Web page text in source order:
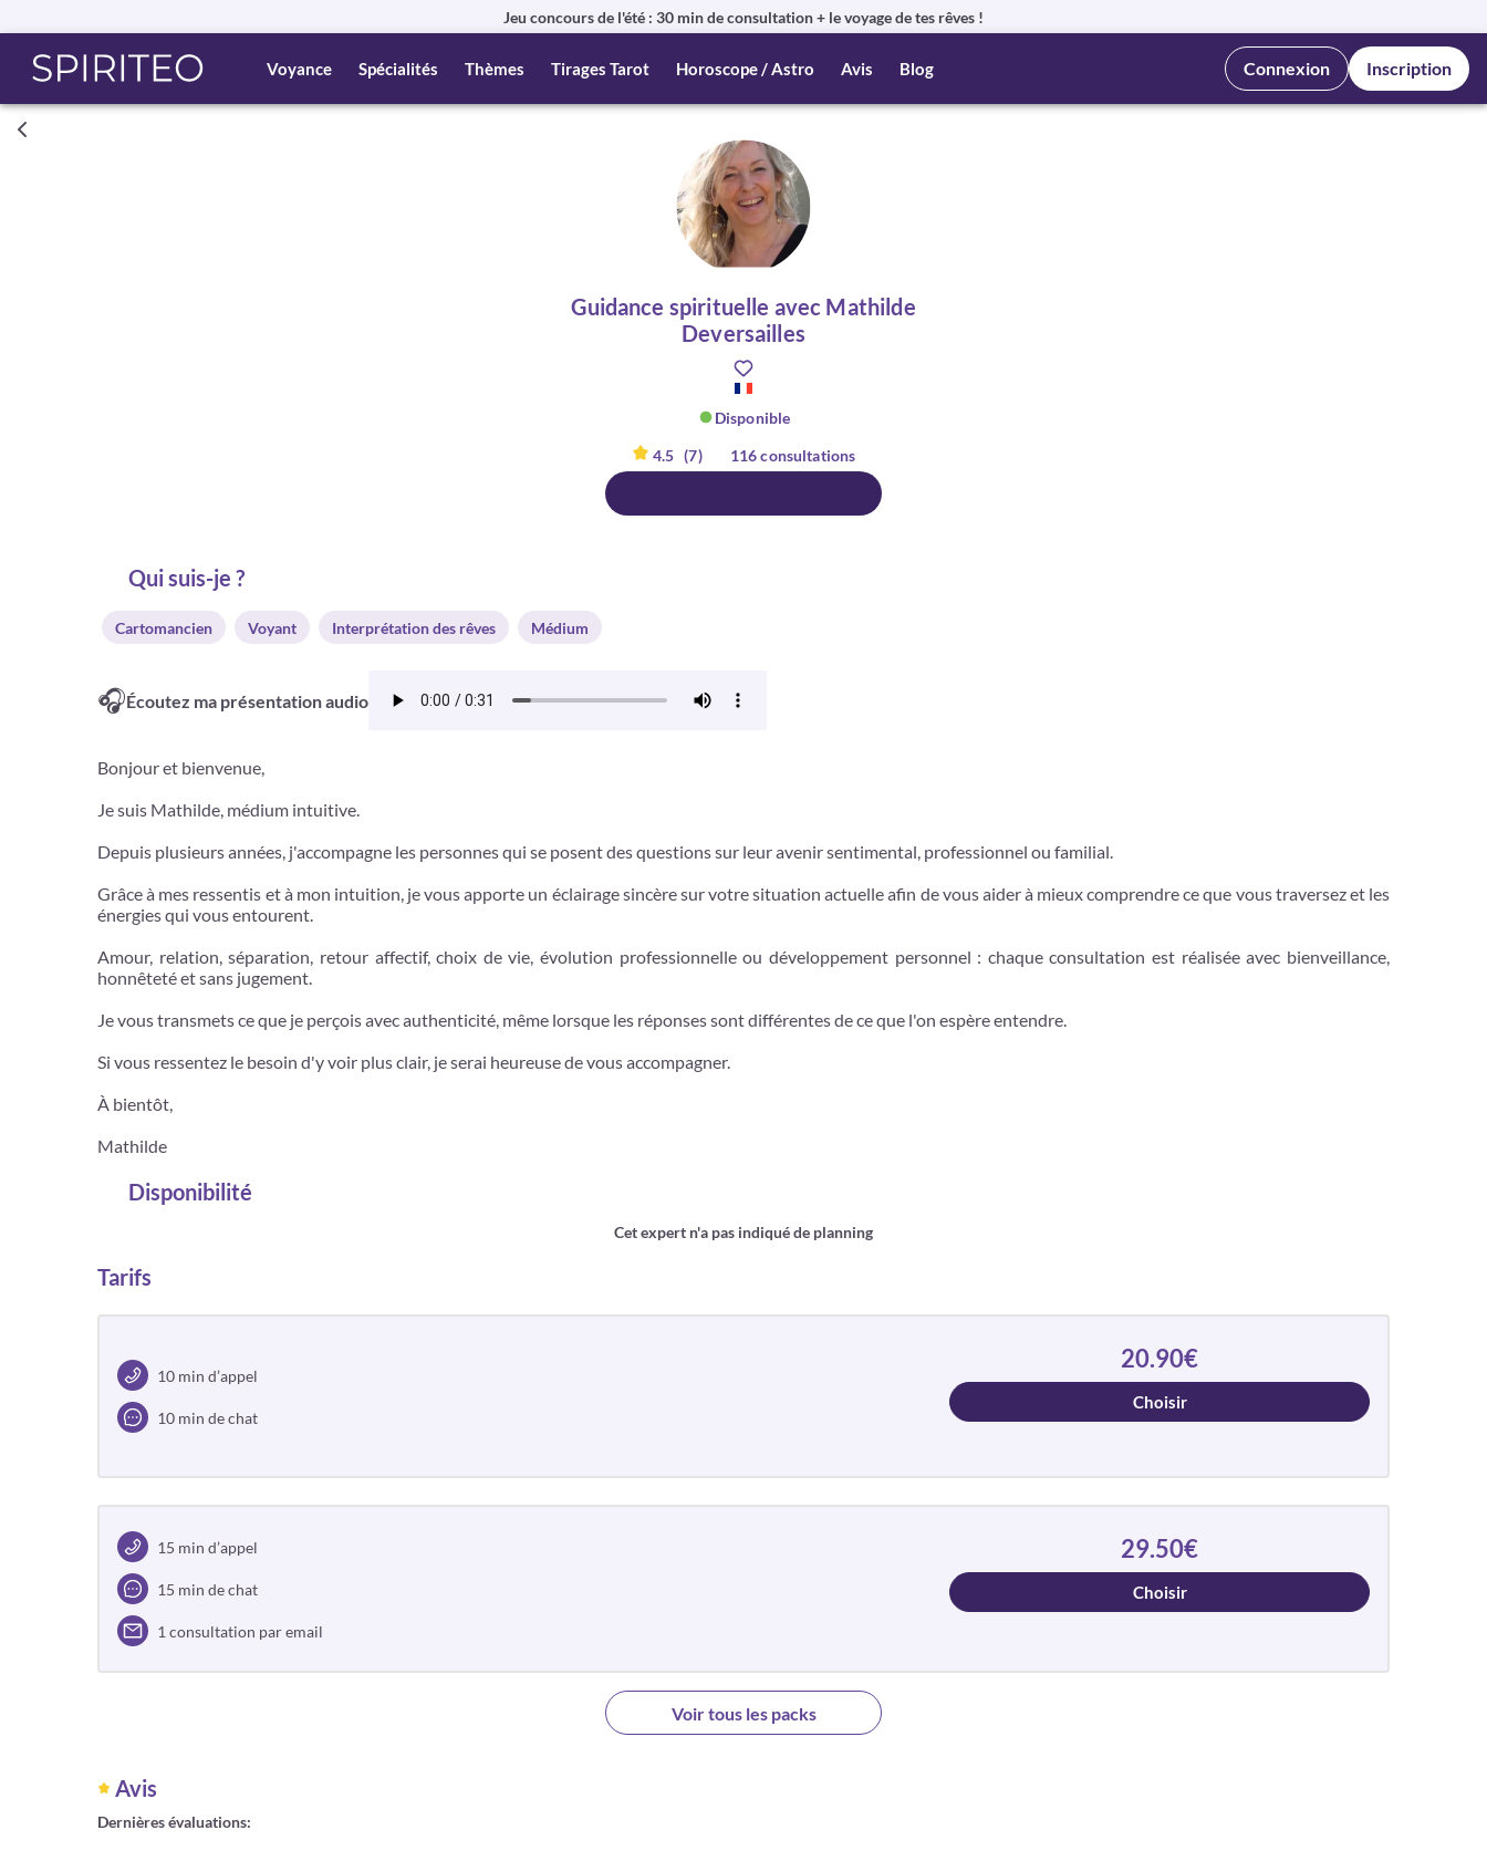
Jeu concours de l'été : 30 min de consultation + le voyage de tes rêves !
Voyance Spécialités Thèmes Tirages Tarot Horoscope / Astro Avis Blog Connexion Inscription
Guidance spirituelle avec Mathilde
Deversailles
Disponible
4.5 (7) 116 consultations
Qui suis-je ?
Cartomancien Voyant Interprétation des rêves Médium
🎧Écoutez ma présentation audio
Bonjour et bienvenue,
Je suis Mathilde, médium intuitive.
Depuis plusieurs années, j'accompagne les personnes qui se posent des questions sur leur avenir sentimental, professionnel ou familial.
Grâce à mes ressentis et à mon intuition, je vous apporte un éclairage sincère sur votre situation actuelle afin de vous aider à mieux comprendre ce que vous traversez et les
énergies qui vous entourent.
Amour, relation, séparation, retour affectif, choix de vie, évolution professionnelle ou développement personnel : chaque consultation est réalisée avec bienveillance,
honnêteté et sans jugement.
Je vous transmets ce que je perçois avec authenticité, même lorsque les réponses sont différentes de ce que l'on espère entendre.
Si vous ressentez le besoin d'y voir plus clair, je serai heureuse de vous accompagner.
À bientôt,
Mathilde
Disponibilité
Cet expert n'a pas indiqué de planning
Tarifs
10 min d’appel
10 min de chat
20.90€
Choisir
15 min d’appel
15 min de chat
1 consultation par email
29.50€
Choisir
Voir tous les packs
Avis
Dernières évaluations: